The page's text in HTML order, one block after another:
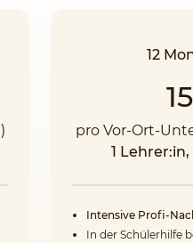
12
pro Vor-Ort-
1
Intensive Profi-
In der Schülerhilfe